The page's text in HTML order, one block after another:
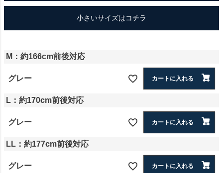
小さいサイズはコチラ
M：約166cm前後対応
グレー カートに入れる
L：約170cm前後対応
グレー カートに入れる
LL：約177cm前後対応
グレー カートに入れる